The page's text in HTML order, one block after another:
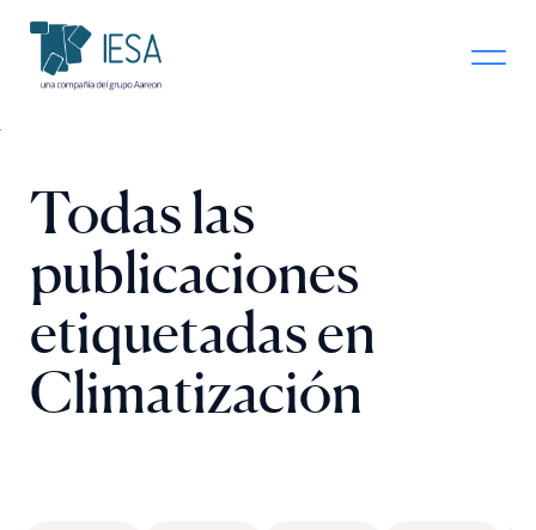
Todas las
publicaciones
etiquetadas en
Climatización